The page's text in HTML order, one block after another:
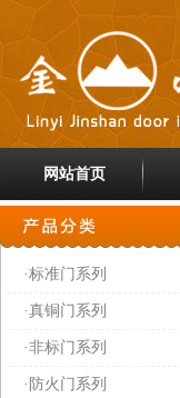
网站首页
·标准门系列
·真铜门系列
·非标门系列
·防火门系列